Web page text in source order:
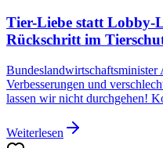
Tier-Liebe statt Lobby-
Rückschritt im
Verbesserungen und
lassen wir nicht durchgehen!
Weiterlesen